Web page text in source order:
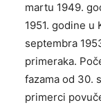
martu 1949.
1951. godine u
septembra
primeraka.
fazama od 30.
primerci